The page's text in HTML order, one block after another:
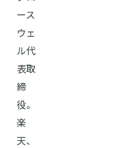
ース
ウェ
ル代
表取
締
役。
楽
天、